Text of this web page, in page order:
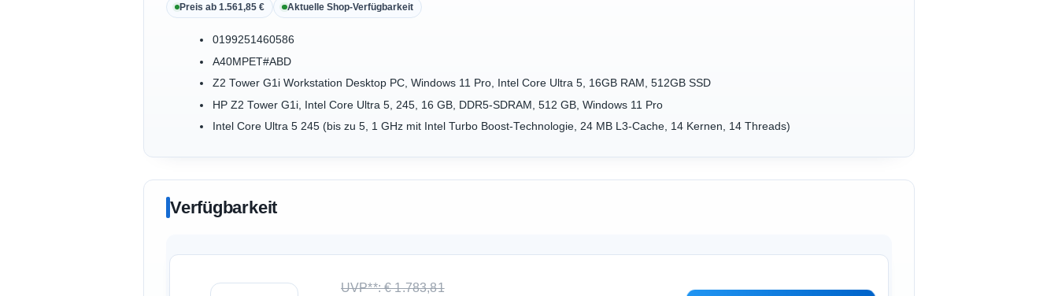
Preis ab 1.561,85 € Aktuelle Shop-Verfügbarkeit
0199251460586
A40MPET#ABD
Z2 Tower G1i Workstation Desktop PC, Windows 11 Pro, Intel Core Ultra 5, 16GB RAM, 512GB SSD
HP Z2 Tower G1i, Intel Core Ultra 5, 245, 16 GB, DDR5-SDRAM, 512 GB, Windows 11 Pro
Intel Core Ultra 5 245 (bis zu 5, 1 GHz mit Intel Turbo Boost-Technologie, 24 MB L3-Cache, 14 Kernen, 14 Threads)
Verfügbarkeit
UVP**: € 1.783,81